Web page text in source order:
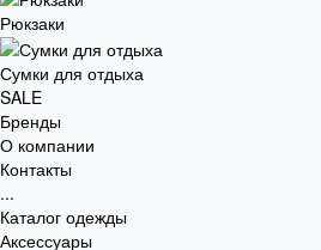
Рюкзаки
Сумки для отдыха
SALE
Бренды
О компании
Контакты
...
Каталог одежды
Аксессуары